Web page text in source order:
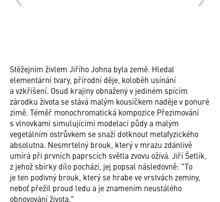
Stěžejním živlem Jiřího Johna byla země. Hledal
elementární tvary, přírodní děje, koloběh usínání
a vzkříšení. Osud krajiny obnažený v jediném spícím
zárodku života se stává malým kousíčkem naděje v ponuré
zimě. Téměř monochromatická kompozice Přezimování
s vlnovkami simulujícími modelaci půdy a malým
vegetálním ostrůvkem se snaží dotknout metafyzického
absolutna. Nesmrtelný brouk, který v mrazu zdánlivě
umírá při prvních paprscích světla zvovu ožívá. Jiří Šetlík,
z jehož sbírky dílo pochází, jej popsal následovně: "To
je ten podivný brouk, který se hrabe ve vrstvách zeminy,
neboť přežil proud ledu a je znamením neustálého
obnovování života."